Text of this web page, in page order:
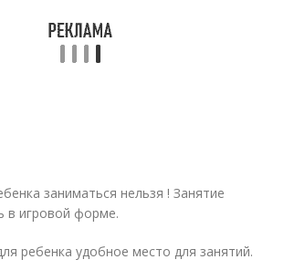
заниматься нельзя ! Занятие
в игровой форме.
ребенка удобное место для занятий.